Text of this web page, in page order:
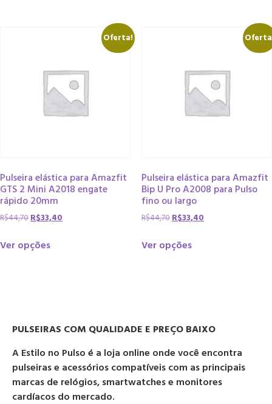
Oferta!
Pulseira elástica para Amazfit
GTS 2 Mini A2018 engate
rápido 20mm
R$44,70 R$33,40
Ver opções
Pulseira elástica para Amazfit
Bip U Pro A2008 para Pulso
fino ou largo
R$44,70 R$33,40
Ver opções
PULSEIRAS COM QUALIDADE E PREÇO BAIXO
A Estilo no Pulso é a loja online onde você encontra
pulseiras e acessórios compatíveis com as principais
marcas de relógios, smartwatches e monitores
cardíacos do mercado.